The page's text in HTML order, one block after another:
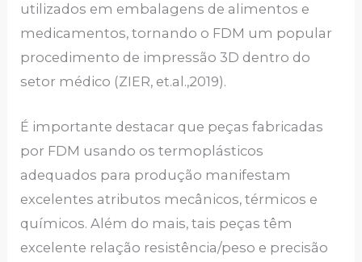
utilizados ​​em embalagens de alimentos e
medicamentos, tornando o FDM um popular
procedimento de impressão 3D dentro do
setor médico (ZIER, et.al.,2019).
É importante destacar que peças fabricadas
por FDM usando os termoplásticos
adequados para produção manifestam
excelentes atributos mecânicos, térmicos e
químicos. Além do mais, tais peças têm
excelente relação resistência/peso e precisão